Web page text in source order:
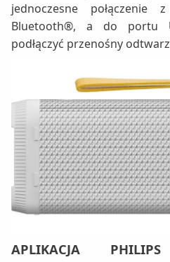
jednoczesne połączenie
Bluetooth®, a do portu
podłączyć przenośny
APLIKACJA PHILIPS